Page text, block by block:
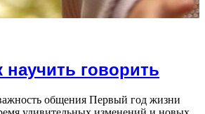
научить говорить
общения Первый год жизни